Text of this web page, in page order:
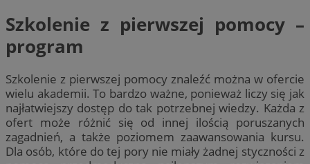
Szkolenie z pierwszej pomocy –
program
Szkolenie z pierwszej pomocy znaleźć można w ofercie
wielu akademii. To bardzo ważne, ponieważ liczy się jak
najłatwiejszy dostęp do tak potrzebnej wiedzy. Każda z
ofert może różnić się od innej ilością poruszanych
zagadnień, a także poziomem zaawansowania kursu.
Dla osób, które do tej pory nie miały żadnej styczności z